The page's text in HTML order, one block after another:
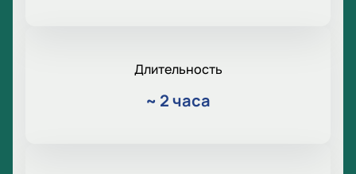
Длительность
~ 2 часа